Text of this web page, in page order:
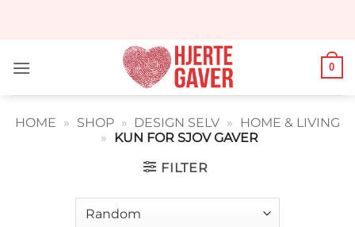
0
HOME » SHOP » DESIGN SELV » HOME & LIVING
» KUN FOR SJOV GAVER
FILTER